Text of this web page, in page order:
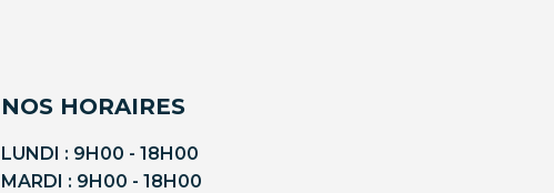
NOS HORAIRES
LUNDI : 9H00 - 18H00
MARDI : 9H00 - 18H00